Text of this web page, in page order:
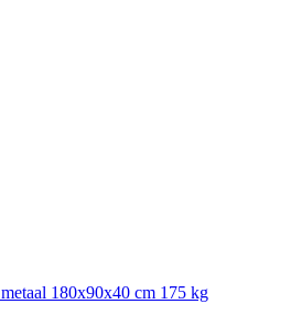
180x90x40 cm 175 kg